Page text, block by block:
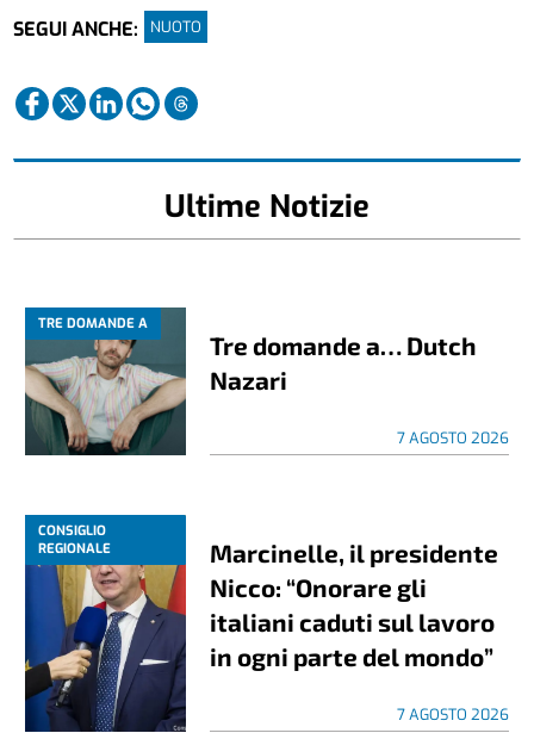
SEGUI ANCHE:
NUOTO
Ultime Notizie
TRE DOMANDE A
Tre domande a… Dutch
Nazari
7 AGOSTO 2026
CONSIGLIO
REGIONALE
Marcinelle, il presidente
Nicco: “Onorare gli
italiani caduti sul lavoro
in ogni parte del mondo”
7 AGOSTO 2026